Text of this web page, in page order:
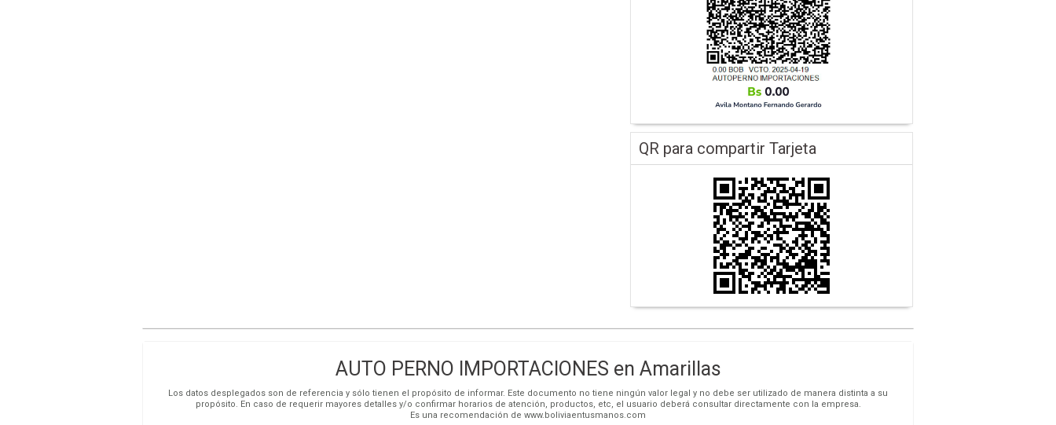
QR para compartir Tarjeta
AUTO PERNO IMPORTACIONES en Amarillas
Los datos desplegados son de referencia y sólo tienen el propósito de informar. Este documento no tiene ningún valor legal y no debe ser utilizado de manera distinta a su
propósito. En caso de requerir mayores detalles y/o confirmar horarios de atención, productos, etc, el usuario deberá consultar directamente con la empresa.
Es una recomendación de www.boliviaentusmanos.com